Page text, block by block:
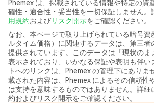
Phemex は、掲載されている情報や特定の資
確性・適合性・妥当性を一切保証しません。
用規約およびリスク開示をご確認ください。
なお、本ページで取り上げられている暗号資
ルタイム価格）に関連するデータは、第三者
提供されています。このデータは「現状のま
表示されており、いかなる保証や表明も伴い
トへのリンクは、Phemex の管理下にありま
載された内容は、Phemex によるその信頼性
は支持を意味するものではありません。詳細
約およびリスク開示をご確認ください。